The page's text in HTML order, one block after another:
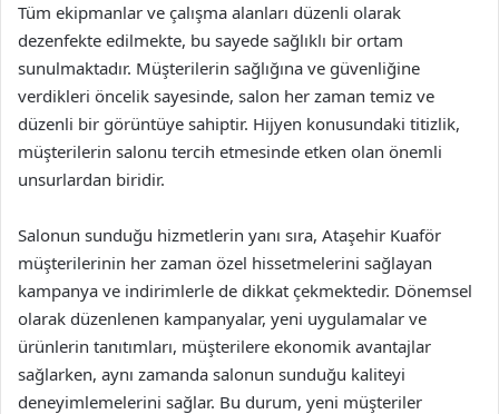
Tüm ekipmanlar ve çalışma alanları düzenli olarak
dezenfekte edilmekte, bu sayede sağlıklı bir ortam
sunulmaktadır. Müşterilerin sağlığına ve güvenliğine
verdikleri öncelik sayesinde, salon her zaman temiz ve
düzenli bir görüntüye sahiptir. Hijyen konusundaki titizlik,
müşterilerin salonu tercih etmesinde etken olan önemli
unsurlardan biridir.
Salonun sunduğu hizmetlerin yanı sıra, Ataşehir Kuaför
müşterilerinin her zaman özel hissetmelerini sağlayan
kampanya ve indirimlerle de dikkat çekmektedir. Dönemsel
olarak düzenlenen kampanyalar, yeni uygulamalar ve
ürünlerin tanıtımları, müşterilere ekonomik avantajlar
sağlarken, aynı zamanda salonun sunduğu kaliteyi
deneyimlemelerini sağlar. Bu durum, yeni müşteriler